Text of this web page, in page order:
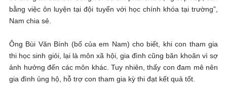
bằng việc ôn luyện tại đội tuyển với học chính khóa tại trường”,
Nam chia sẻ.
Ông Bùi Văn Bính (bố của em Nam) cho biết, khi con tham gia
thi học sinh giỏi, lại là môn xã hội, gia đình cũng băn khoăn vì sợ
ảnh hưởng đến các môn khác. Tuy nhiên, thấy con đam mê nên
gia đình ủng hộ, hỗ trợ con tham gia kỳ thi đạt kết quả tốt.